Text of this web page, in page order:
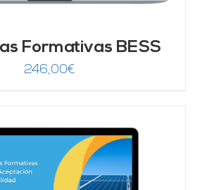
Formativas BESS
246,00€